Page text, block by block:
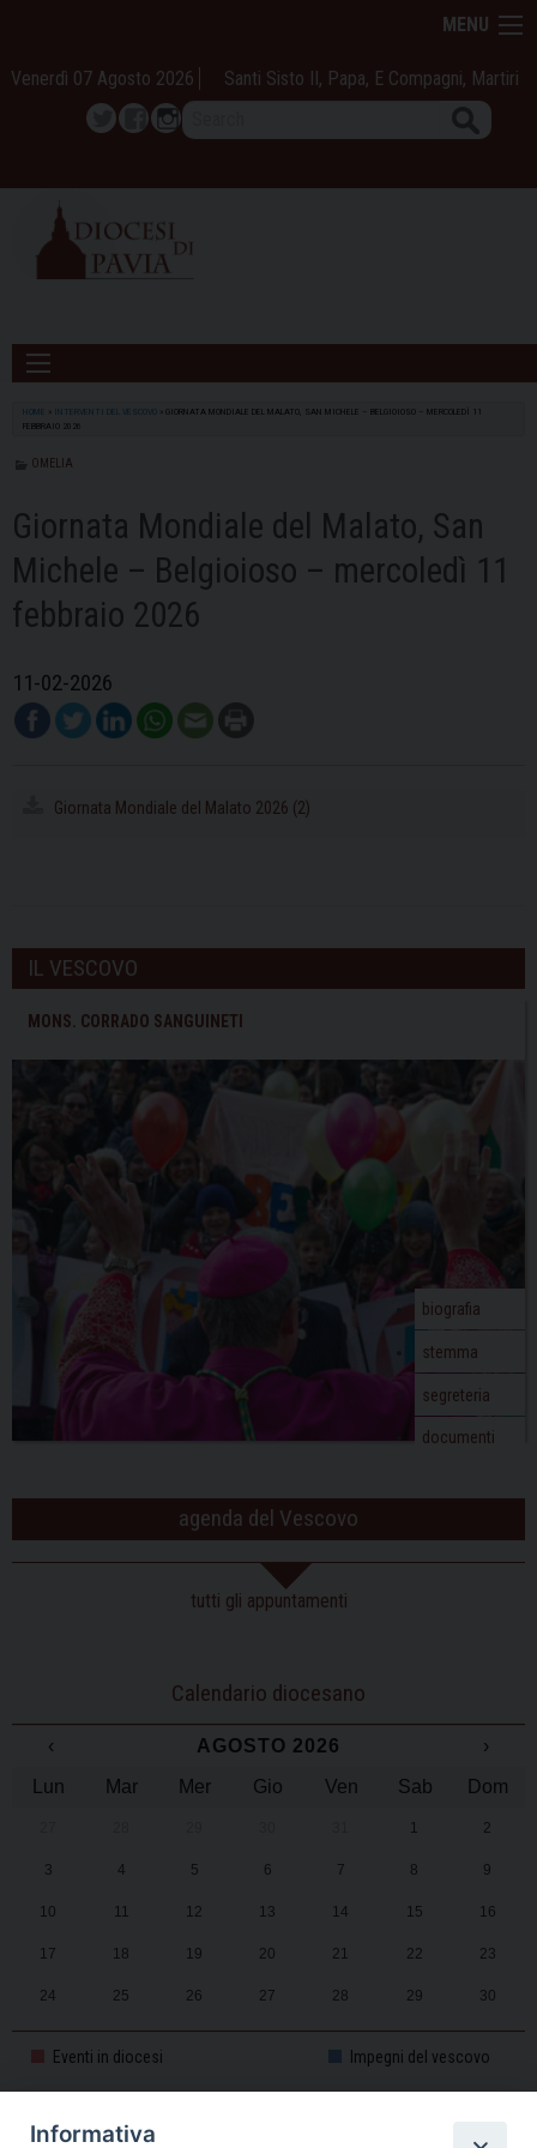
content
MENU
Venerdì 07 Agosto 2026 Santi Sisto II, Papa, E Compagni, Martiri
TwitterFacebook
Instagram
HOME INTERVENTI DEL VESCOVO
GIORNATA MONDIALE DEL MALATO, SAN MICHELE – BELGIOIOSO – MERCOLEDÌ 11
FEBBRAIO 2026
OMELIA
Giornata Mondiale del Malato, San
Michele – Belgioioso – mercoledì 11
febbraio 2026
11-02-2026
Giornata Mondiale del Malato 2026 (2)
IL VESCOVO
MONS. CORRADO SANGUINETI
biografia
stemma
segreteria
documenti
agenda del Vescovo
tutti gli appuntamenti
Calendario diocesano
‹ AGOSTO 2026
›
Lun
Mar Mer Gio Ven Sab Dom
1 2
3 4 5 6 7 8 9
10 11 12 13 14 15 16
17 18 19 20 21 22 23
24 25 26 27 28 29 30
Eventi in diocesi Impegni del vescovo
CALENDARIO PASTORALE 2025-2026
Informativa